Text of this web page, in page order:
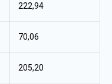
222,94
70,06
205,20